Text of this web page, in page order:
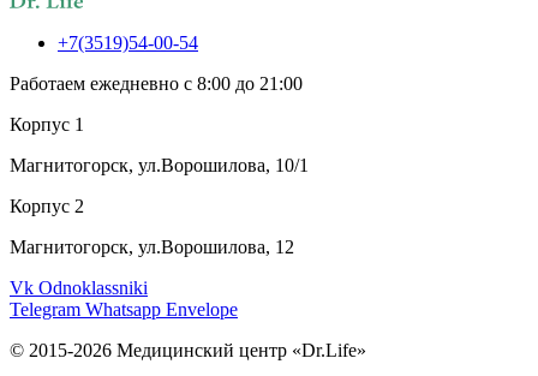
+7(3519)54-00-54
Работаем ежедневно с 8:00 до 21:00
Корпус 1
Магнитогорск, ул.Ворошилова, 10/1
Корпус 2
Магнитогорск, ул.Ворошилова, 12
Vk Odnoklassniki
Telegram Whatsapp Envelope
© 2015-2026 Медицинский центр «Dr.Life»